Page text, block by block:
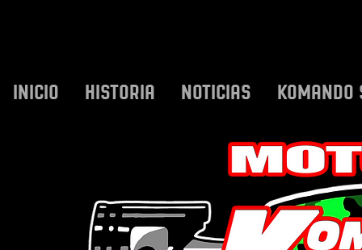
INICIO HISTORIA NOTICIAS KOMANDO